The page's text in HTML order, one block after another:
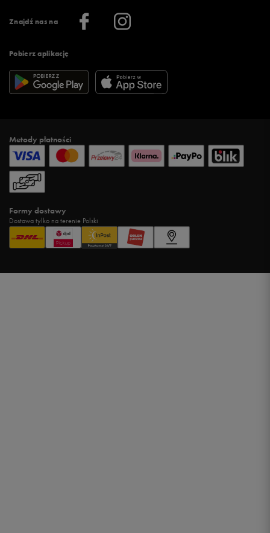
Znajdź nas na
Pobierz aplikację
Więcej regulaminów >
Informacje o firmie
Metody płatności
Formy dostawy
Dostawa tylko na terenie Polski